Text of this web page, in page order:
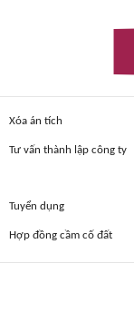
Xóa án tích
Tư vấn thành lập công ty
Tuyển dụng
Hợp đồng cầm cố đất